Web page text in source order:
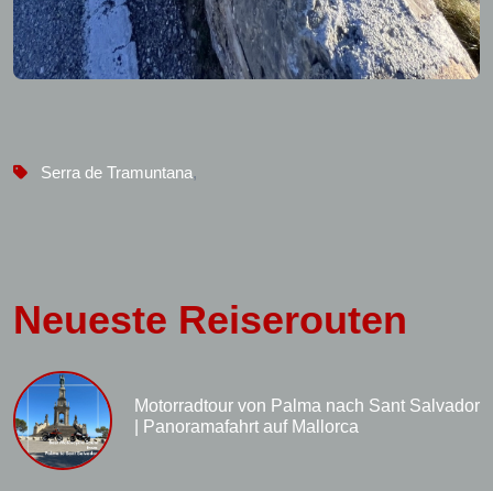
Serra de Tramuntana,
Neueste Reiserouten
Motorradtour von Palma nach Sant Salvador
| Panoramafahrt auf Mallorca